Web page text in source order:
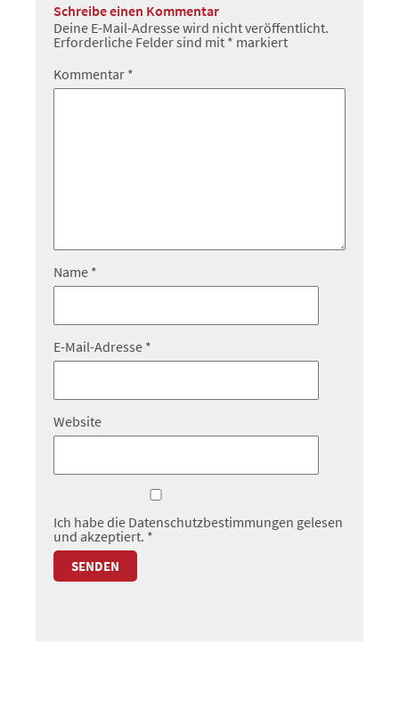
Schreibe einen Kommentar
Deine E-Mail-Adresse wird nicht veröffentlicht.
Erforderliche Felder sind mit * markiert
Kommentar *
Name *
E-Mail-Adresse *
Website
Ich habe die Datenschutzbestimmungen gelesen
und akzeptiert. *